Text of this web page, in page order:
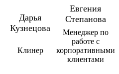
Дарья
Кузнецова
Клинер
Евгения
Степанова
Менеджер по
работе с
корпоративными
клиентами